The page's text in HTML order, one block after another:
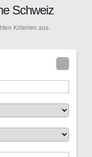
Schweiz
Kriterien aus.